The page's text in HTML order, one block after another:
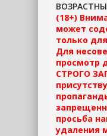
(18+)
может
только
Для
просмотр
СТРОГО
просьба
удаления